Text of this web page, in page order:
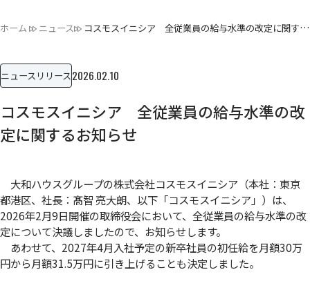
ホーム ニュース コスモスイニシア 全従業員の給与水準の改定に関するお知らせ
ニュースリリース2026.02.10
コスモスイニシア 全従業員の給与水準の改
定に関するお知らせ
大和ハウスグループの株式会社コスモスイニシア（本社：東京
都港区、社長：髙智 亮大朗、以下「コスモスイニシア」）は、
2026年2月9日開催の取締役会において、全従業員の給与水準の改
定について決議しましたので、お知らせします。
あわせて、2027年4月入社予定の新卒社員の初任給を月額30万
円から月額31.5万円に引き上げることも決定しました。